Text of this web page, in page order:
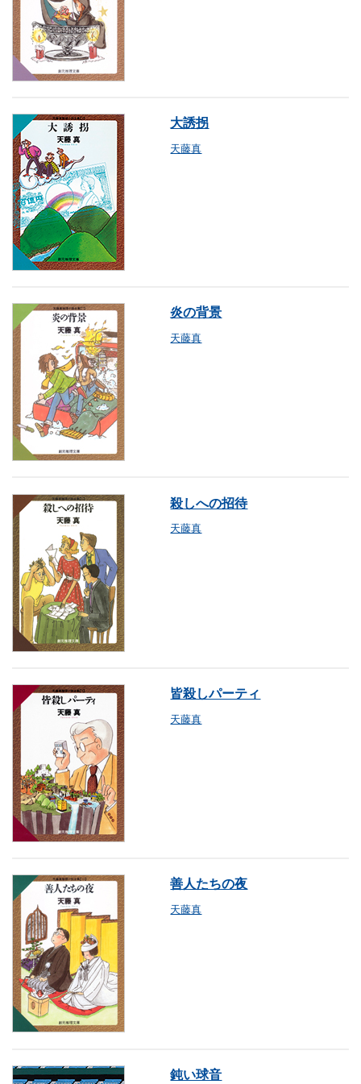
大誘拐
天藤真
炎の背景
天藤真
殺しへの招待
天藤真
皆殺しパーティ
天藤真
善人たちの夜
天藤真
鈍い球音